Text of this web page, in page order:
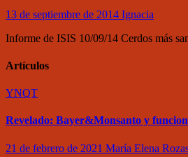
13 de septiembre de 2014 Ignacia
Informe de ISIS 10/09/14 Cerdos más
Artículos
YNQT
Revelado: Bayer&Monsanto y
21 de febrero de 2021 María Elena